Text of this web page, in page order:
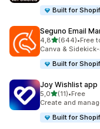
Built for
Seguno Email
4,8na 5 gwiazdek
(644)
Łączna liczba
•Free
Canva &
Built for
Joy Wishlist app
5,0na 5 gwiazdek
(11)
Łączna liczba
•Free
Create and
Built for